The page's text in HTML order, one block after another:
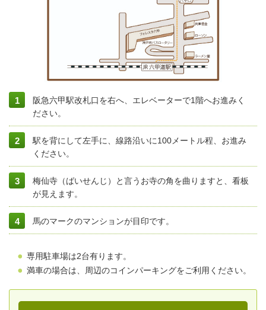
阪急六甲駅改札口を右へ、エレベーターで1階へお進みく
ださい。
駅を背にして左手に、線路沿いに100メートル程、お進み
ください。
梅仙寺（ばいせんじ）と言うお寺の角を曲りますと、看板
が見えます。
馬のマークのマンションが目印です。
専用駐車場は2台有ります。
満車の場合は、周辺のコインパーキングをご利用ください。